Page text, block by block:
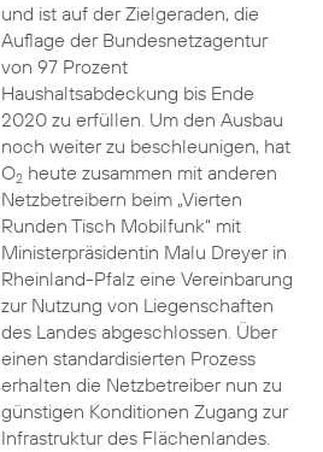
und ist auf der Zielgeraden, die
Auflage der Bundesnetzagentur
von 97 Prozent
Haushaltsabdeckung bis Ende
2020 zu erfüllen. Um den Ausbau
noch weiter zu beschleunigen, hat
O2heute zusammen mit anderen
Netzbetreibern beim „Vierten
Runden Tisch Mobilfunk“ mit
Ministerpräsidentin Malu Dreyer in
Rheinland-Pfalz eine Vereinbarung
zur Nutzung von Liegenschaften
des Landes abgeschlossen. Über
einen standardisierten Prozess
erhalten die Netzbetreiber nun zu
günstigen Konditionen Zugang zur
Infrastruktur des Flächenlandes.